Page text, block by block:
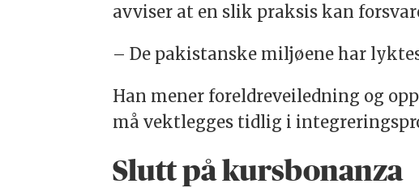
avviser at en slik praksis kan
– De pakistanske miljøene har
Han mener foreldreveiledning og
må vektlegges tidlig i
Slutt på kursbonanza